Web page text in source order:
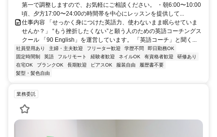
第一で調整しますので、お気軽にご相談ください。 ・朝6:00〜10:00
頃、夕方17:00〜24:00の時間帯を中心にレッスンを提供して...
仕事内容 「せっかく身につけた英語力、使わないまま眠らせていま
せんか？」 “もう挫折したくない”と願う人のための英語コーチングス
クール 「90 English」を運営しています。 「英語コーチ」と聞く...
社員登用あり 主婦・主夫歓迎 フリーター歓迎 学歴不問
即日勤務OK
固定時間制
英語 フルリモート 経験者歓迎 ネイルOK 有資格者歓迎
研修あり
在宅OK
ブランクOK 長期歓迎 ピアスOK 服装自由
履歴書不要
髪型・髪色自由
業務委託